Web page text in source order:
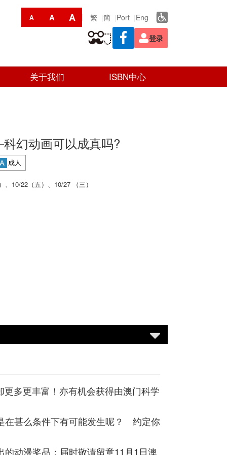
A A A 繁 簡 Port Eng
登录
关于我们 ISBN中心
幻动画可以成真吗?
成人
10/22（五）、10/27 （三）
多更丰富！亦有机会获得由澳门科学
在甚么条件下有可能发生呢？ 约定你
动漫奖品；届时敬请留意11月1日澳